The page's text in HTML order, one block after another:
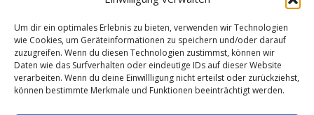
Um dir ein optimales Erlebnis zu bieten, verwenden wir Technologien
wie Cookies, um Geräteinformationen zu speichern und/oder darauf
zuzugreifen. Wenn du diesen Technologien zustimmst, können wir
Daten wie das Surfverhalten oder eindeutige IDs auf dieser Website
verarbeiten. Wenn du deine Einwillligung nicht erteilst oder zurückziehst,
können bestimmte Merkmale und Funktionen beeinträchtigt werden.
„Qualitätsmedien“ im Check
Allgemein Vonadmin
11. August 2025
26 Kommentare
PV-Anla­ge Laber­tal­hal­le Gei­sel­hö­ring: Rich­tig­
stel­lung & Medi­en­kri­tik Ver­öf­fent­licht von